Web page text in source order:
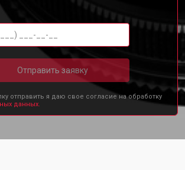
Отправить заявку
отправить я даю свое согласие на обработку
данных.